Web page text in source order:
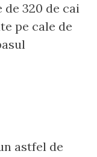
320 de cai
pe cale de
astfel de